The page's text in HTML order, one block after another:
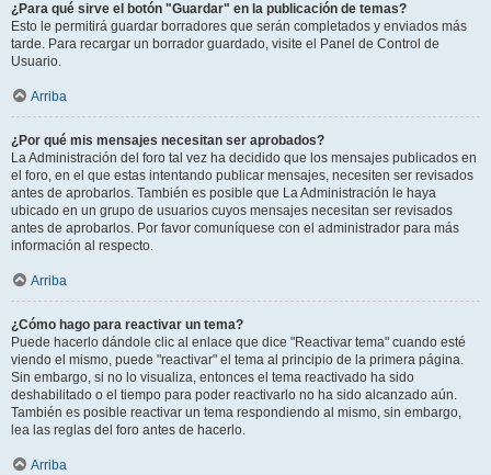
¿Para qué sirve el botón "Guardar" en la publicación de temas?
Esto le permitirá guardar borradores que serán completados y enviados más
tarde. Para recargar un borrador guardado, visite el Panel de Control de
Usuario.
Arriba
¿Por qué mis mensajes necesitan ser aprobados?
La Administración del foro tal vez ha decidido que los mensajes publicados en
el foro, en el que estas intentando publicar mensajes, necesiten ser revisados
antes de aprobarlos. También es posible que La Administración le haya
ubicado en un grupo de usuarios cuyos mensajes necesitan ser revisados
antes de aprobarlos. Por favor comuníquese con el administrador para más
información al respecto.
Arriba
¿Cómo hago para reactivar un tema?
Puede hacerlo dándole clic al enlace que dice "Reactivar tema" cuando esté
viendo el mismo, puede "reactivar" el tema al principio de la primera página.
Sin embargo, si no lo visualiza, entonces el tema reactivado ha sido
deshabilitado o el tiempo para poder reactivarlo no ha sido alcanzado aún.
También es posible reactivar un tema respondiendo al mismo, sin embargo,
lea las reglas del foro antes de hacerlo.
Arriba